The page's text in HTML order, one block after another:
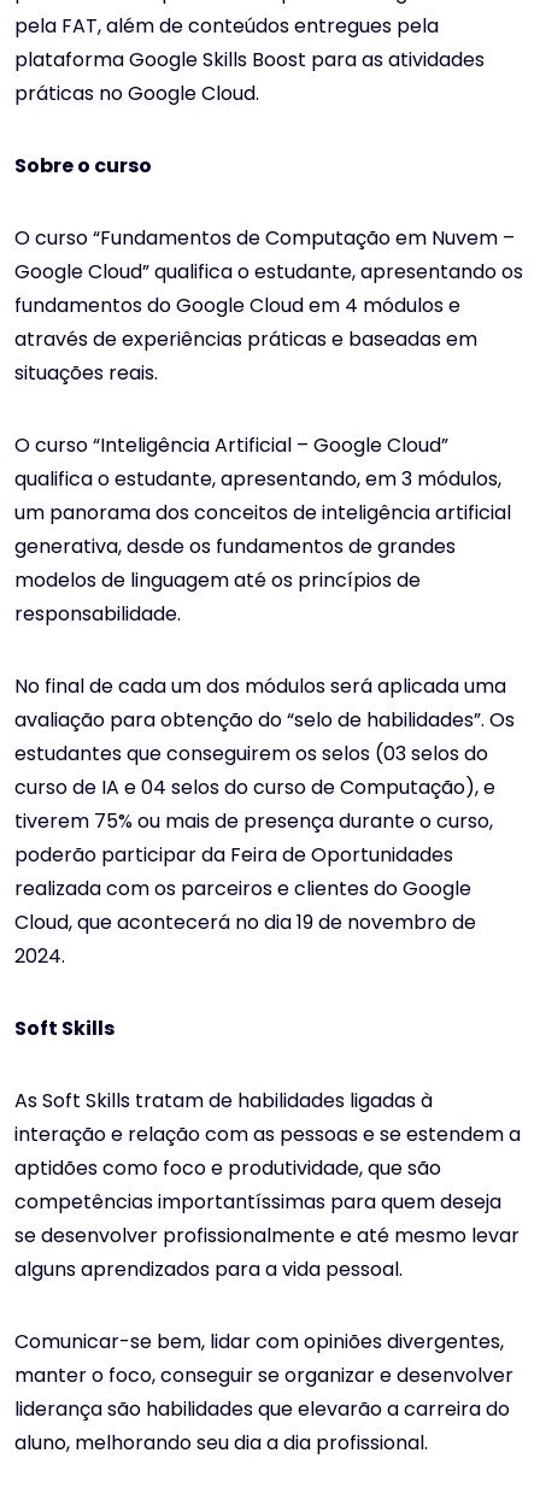
pela FAT, além de conteúdos entregues pela
plataforma Google Skills Boost para as atividades
práticas no Google Cloud.
Sobre o curso
O curso “Fundamentos de Computação em Nuvem –
Google Cloud” qualifica o estudante, apresentando os
fundamentos do Google Cloud em 4 módulos e
através de experiências práticas e baseadas em
situações reais.
O curso “Inteligência Artificial – Google Cloud”
qualifica o estudante, apresentando, em 3 módulos,
um panorama dos conceitos de inteligência artificial
generativa, desde os fundamentos de grandes
modelos de linguagem até os princípios de
responsabilidade.
No final de cada um dos módulos será aplicada uma
avaliação para obtenção do “selo de habilidades”. Os
estudantes que conseguirem os selos (03 selos do
curso de IA e 04 selos do curso de Computação), e
tiverem 75% ou mais de presença durante o curso,
poderão participar da Feira de Oportunidades
realizada com os parceiros e clientes do Google
Cloud, que acontecerá no dia 19 de novembro de
2024.
Soft Skills
As Soft Skills tratam de habilidades ligadas à
interação e relação com as pessoas e se estendem a
aptidões como foco e produtividade, que são
competências importantíssimas para quem deseja
se desenvolver profissionalmente e até mesmo levar
alguns aprendizados para a vida pessoal.
Comunicar-se bem, lidar com opiniões divergentes,
manter o foco, conseguir se organizar e desenvolver
liderança são habilidades que elevarão a carreira do
aluno, melhorando seu dia a dia profissional.